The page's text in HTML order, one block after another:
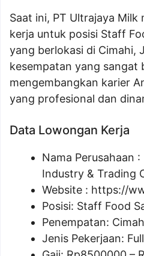
Saat ini, PT Ultrajaya Milk
kerja untuk posisi Staff
yang berlokasi di Cimahi,
kesempatan yang sangat
mengembangkan karier
yang profesional dan
Data Lowongan Kerja
Nama Perusahaan :
Industry & Trading
Website : https://
Posisi: Staff Food
Penempatan:
Jenis Pekerjaan: